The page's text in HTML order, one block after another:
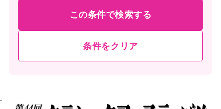
この条件で検索する
条件をクリア
.